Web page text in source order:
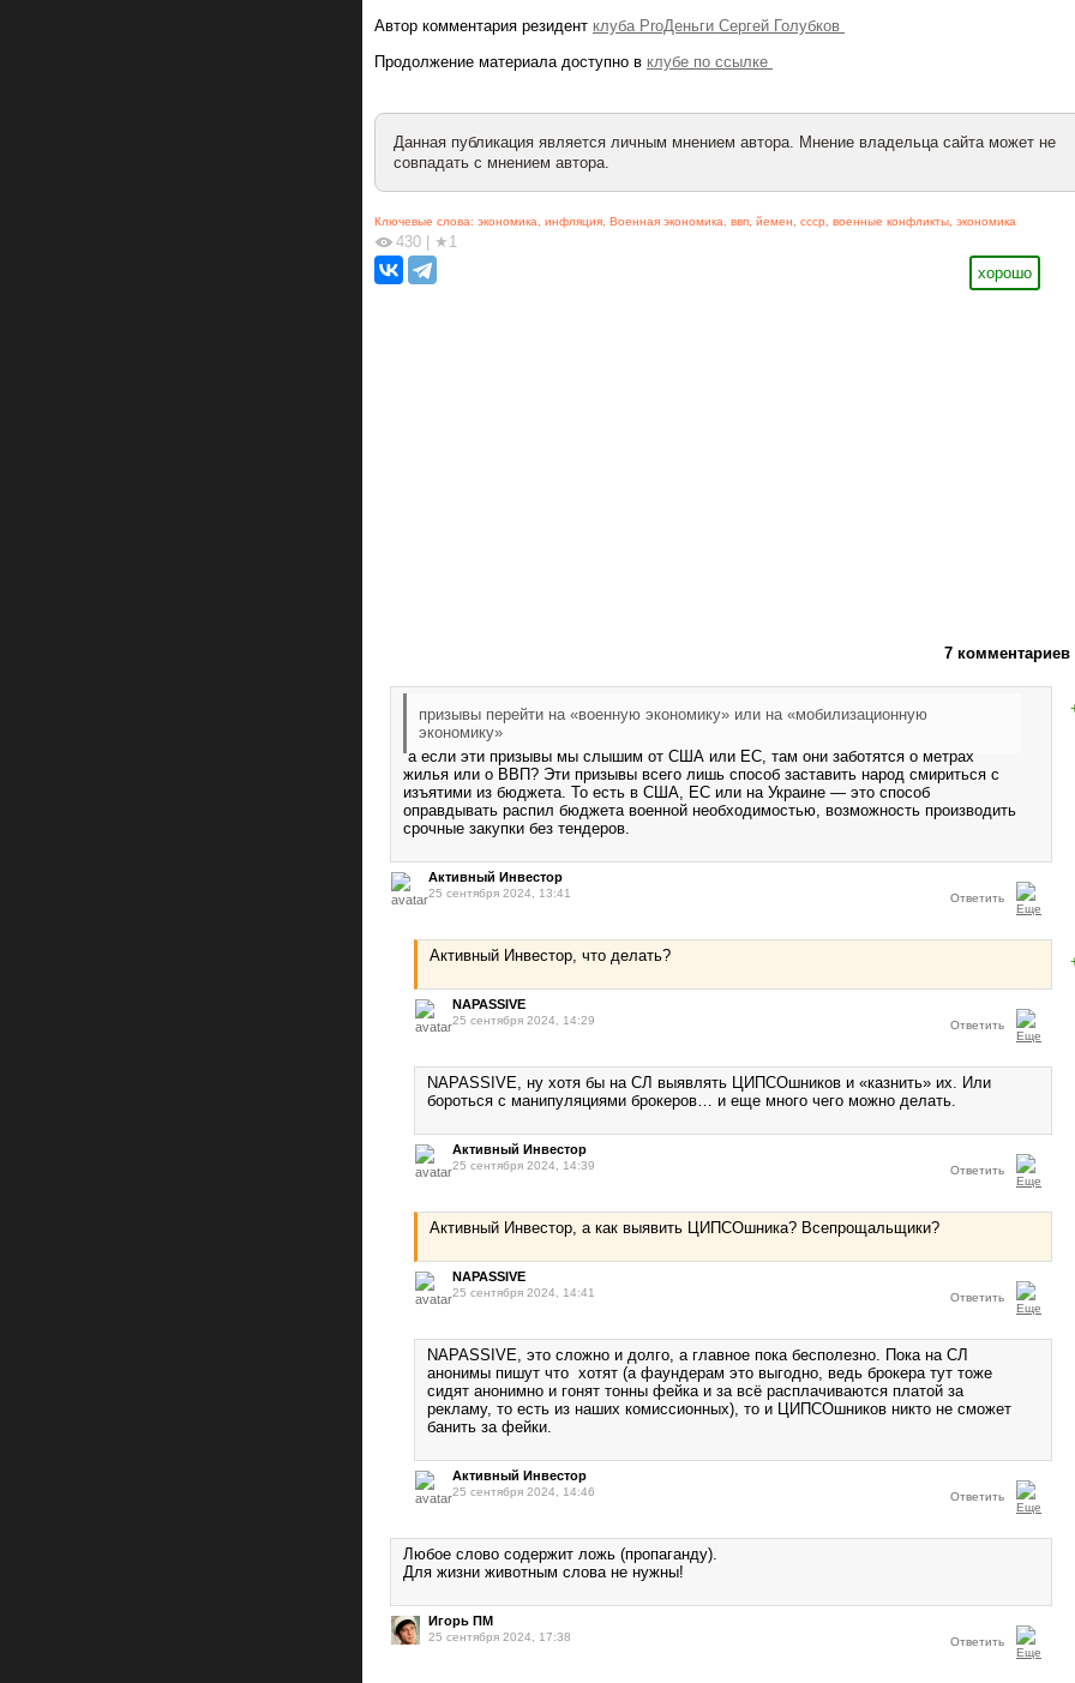
Автор комментария резидент клуба ProДеньги Сергей Голубков
Продолжение материала доступно в клубе по ссылке
Данная публикация является личным мнением автора. Мнение владельца сайта может не
совпадать с мнением автора.
Ключевые слова: экономика инфляция Военная экономика ввп йемен ссср военные конфликты экономика
430
★1
хорошо
7 комментариев
призывы перейти на «военную экономику» или на «мобилизационную
экономику»
а если эти призывы мы слышим от США или ЕС, там они заботятся о метрах
жилья или о ВВП? Эти призывы всего лишь способ заставить народ смириться с
изъятими из бюджета. То есть в США, ЕС или на Украине — это способ
оправдывать распил бюджета военной необходимостью, возможность производить
срочные закупки без тендеров.
Активный Инвестор
25 сентября 2024, 13:41 Ответить
Активный Инвестор, что делать?
NAPASSIVE
25 сентября 2024, 14:29 Ответить
NAPASSIVE, ну хотя бы на СЛ выявлять ЦИПСОшников и «казнить» их. Или
бороться с манипуляциями брокеров… и еще много чего можно делать.
Активный Инвестор
25 сентября 2024, 14:39 Ответить
Активный Инвестор, а как выявить ЦИПСОшника? Всепрощальщики?
NAPASSIVE
25 сентября 2024, 14:41 Ответить
NAPASSIVE, это сложно и долго, а главное пока бесполезно. Пока на СЛ
анонимы пишут что хотят (а фаундерам это выгодно, ведь брокера тут тоже
сидят анонимно и гонят тонны фейка и за всё расплачиваются платой за
рекламу, то есть из наших комиссионных), то и ЦИПСОшников никто не сможет
банить за фейки.
Активный Инвестор
25 сентября 2024, 14:46 Ответить
Любое слово содержит ложь (пропаганду).
Для жизни животным слова не нужны!
Игорь ПМ
25 сентября 2024, 17:38 Ответить